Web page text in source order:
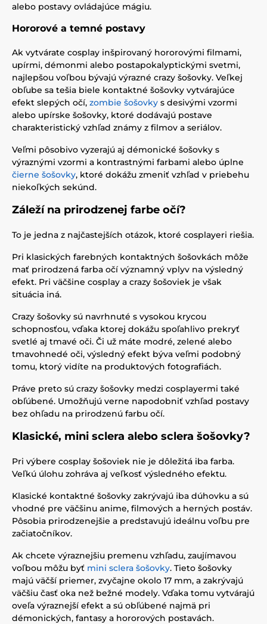
alebo postavy ovládajúce mágiu.
Hororové a temné postavy
Ak vytvárate cosplay inšpirovaný hororovými filmami,
upírmi, démonmi alebo postapokalyptickými svetmi,
najlepšou voľbou bývajú výrazné crazy šošovky. Veľkej
obľube sa tešia biele kontaktné šošovky vytvárajúce
efekt slepých očí, zombie šošovky s desivými vzormi
alebo upírske šošovky, ktoré dodávajú postave
charakteristický vzhľad známy z filmov a seriálov.
Veľmi pôsobivo vyzerajú aj démonické šošovky s
výraznými vzormi a kontrastnými farbami alebo úplne
čierne šošovky, ktoré dokážu zmeniť vzhľad v priebehu
niekoľkých sekúnd.
Záleží na prirodzenej farbe očí?
To je jedna z najčastejších otázok, ktoré cosplayeri riešia.
Pri klasických farebných kontaktných šošovkách môže
mať prirodzená farba očí významný vplyv na výsledný
efekt. Pri väčšine cosplay a crazy šošoviek je však
situácia iná.
Crazy šošovky sú navrhnuté s vysokou krycou
schopnosťou, vďaka ktorej dokážu spoľahlivo prekryť
svetlé aj tmavé oči. Či už máte modré, zelené alebo
tmavohnedé oči, výsledný efekt býva veľmi podobný
tomu, ktorý vidíte na produktových fotografiách.
Práve preto sú crazy šošovky medzi cosplayermi také
obľúbené. Umožňujú verne napodobniť vzhľad postavy
bez ohľadu na prirodzenú farbu očí.
Klasické, mini sclera alebo sclera šošovky?
Pri výbere cosplay šošoviek nie je dôležitá iba farba.
Veľkú úlohu zohráva aj veľkosť výsledného efektu.
Klasické kontaktné šošovky zakrývajú iba dúhovku a sú
vhodné pre väčšinu anime, filmových a herných postáv.
Pôsobia prirodzenejšie a predstavujú ideálnu voľbu pre
začiatočníkov.
Ak chcete výraznejšiu premenu vzhľadu, zaujímavou
voľbou môžu byť mini sclera šošovky. Tieto šošovky
majú väčší priemer, zvyčajne okolo 17 mm, a zakrývajú
väčšiu časť oka než bežné modely. Vďaka tomu vytvárajú
oveľa výraznejší efekt a sú obľúbené najmä pri
démonických, fantasy a hororových postavách.